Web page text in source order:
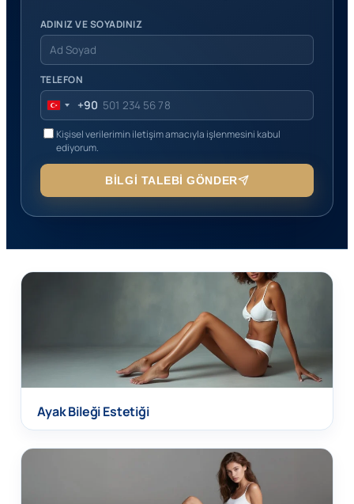
ADINIZ VE SOYADINIZ
TELEFON
Turkey
+90
+90
Kişisel verilerimin iletişim amacıyla işlenmesini kabul
ediyorum.
BILGI TALEBI GÖNDER
Ayak Bileği Estetiği